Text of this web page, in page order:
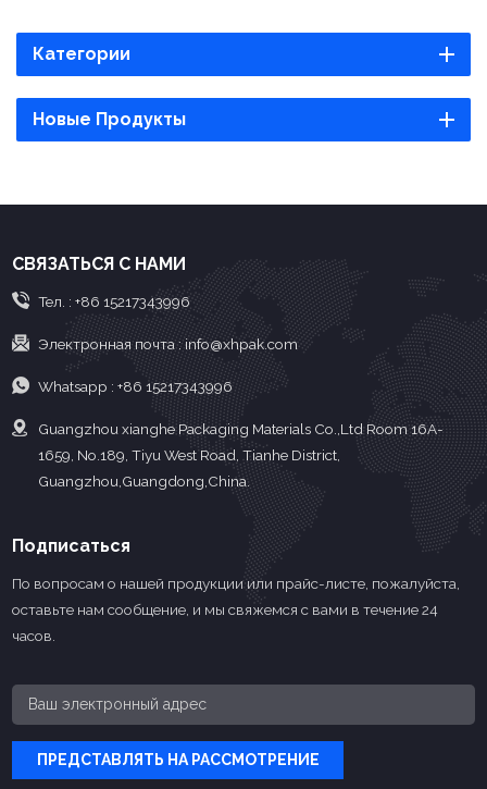
Категории
Новые Продукты
СВЯЗАТЬСЯ С НАМИ
Тел. : +86 15217343996
Электронная почта :info@xhpak.com
Whatsapp : +86 15217343996
Guangzhou xianghe Packaging Materials Co.,Ltd Room 16A-
1659, No.189, Tiyu West Road, Tianhe District,
Guangzhou,Guangdong,China.
Подписаться
По вопросам о нашей продукции или прайс-листе, пожалуйста,
оставьте нам сообщение, и мы свяжемся с вами в течение 24
часов.
ПРЕДСТАВЛЯТЬ НА РАССМОТРЕНИЕ